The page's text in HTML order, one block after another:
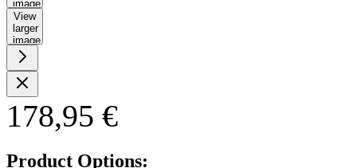
image
View
larger
image
178,95 €
Product Options: